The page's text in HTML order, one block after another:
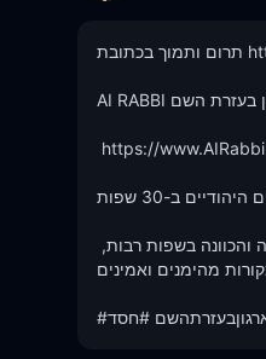
תרום ותמוך בכתובת https://www.BeEzratHaShem.org
AI RABBI מאת ארגון בעזרת השם.
תשובות לשאלות על החיים היהודיים ב-30 שפות.
מהימנים ואמינים.
#חסד